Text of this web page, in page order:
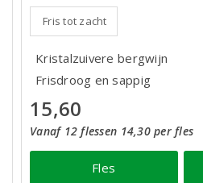
Fris tot zacht
Kristalzuivere bergwijn
Frisdroog en sappig
15,60
Vanaf 12 flessen 14,30 per fles
Fles